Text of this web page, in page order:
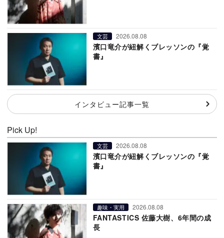
文芸 2026.08.08
濱口竜介が紐解くブレッソンの『覚
書』
インタビュー記事一覧
Pick Up!
文芸 2026.08.08
濱口竜介が紐解くブレッソンの『覚
書』
趣味・実用 2026.08.08
FANTASTICS 佐藤大樹、6年間の成
長